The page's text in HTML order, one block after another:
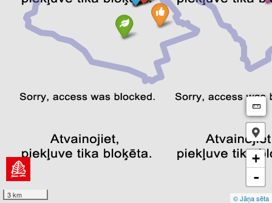
3 km
+
-
© Jāņa sēta